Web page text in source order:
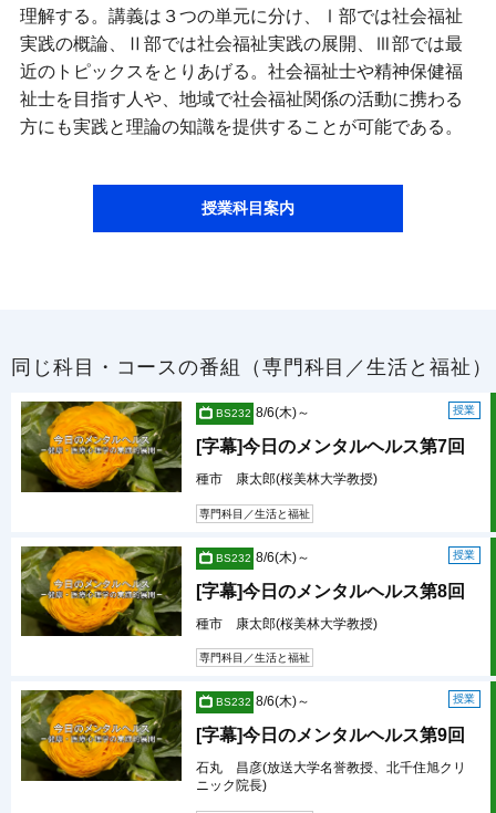
理解する。講義は３つの単元に分け、Ⅰ部では社会福祉
実践の概論、Ⅱ部では社会福祉実践の展開、Ⅲ部では最
近のトピックスをとりあげる。社会福祉士や精神保健福
祉士を目指す人や、地域で社会福祉関係の活動に携わる
方にも実践と理論の知識を提供することが可能である。
授業科目案内
同じ科目・コースの番組（専門科目／生活と福祉）
BS232 授業
8/6(木)～
[字幕]今日のメンタルヘルス第7回
種市 康太郎(桜美林大学教授)
専門科目／生活と福祉
BS232 授業
8/6(木)～
[字幕]今日のメンタルヘルス第8回
種市 康太郎(桜美林大学教授)
専門科目／生活と福祉
BS232 授業
8/6(木)～
[字幕]今日のメンタルヘルス第9回
石丸 昌彦(放送大学名誉教授、北千住旭クリ
ニック院長)